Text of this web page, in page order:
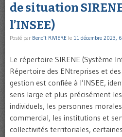
de situation
l’INSEE)
Posté par Benoît RIVIERE le 11 décembre 2023,
Le répertoire SIRENE (Système
Répertoire des ENtreprises et
gestion est confiée à l’INSEE,
sens large et plus précisément
individuels, les personnes
commercial, les institutions et
collectivités territoriales,